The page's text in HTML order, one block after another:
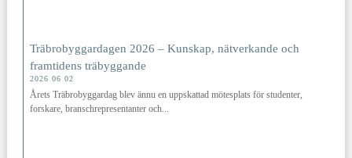
Träbrobyggardagen 2026 – Kunskap, nätverkande och
framtidens träbyggande
2026 06 02
Årets Träbrobyggardag blev ännu en uppskattad mötesplats för studenter,
forskare, branschrepresentanter och...